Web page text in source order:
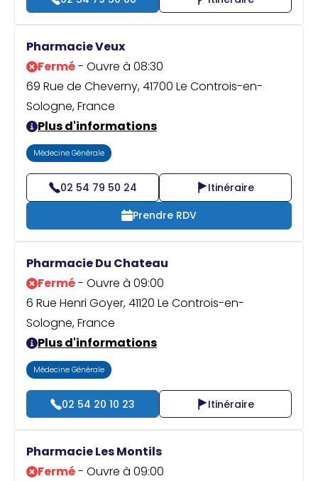
Pharmacie Veux
Fermé- Ouvre à 08:30
69 Rue de Cheverny, 41700 Le Controis-en-
Sologne, France
Plus d'informations
Médecine Générale
02 54 79 50 24
Itinéraire
Prendre RDV
Pharmacie Du Chateau
Fermé- Ouvre à 09:00
6 Rue Henri Goyer, 41120 Le Controis-en-
Sologne, France
Plus d'informations
Médecine Générale
02 54 20 10 23 Itinéraire
Pharmacie Les Montils
Fermé- Ouvre à 09:00